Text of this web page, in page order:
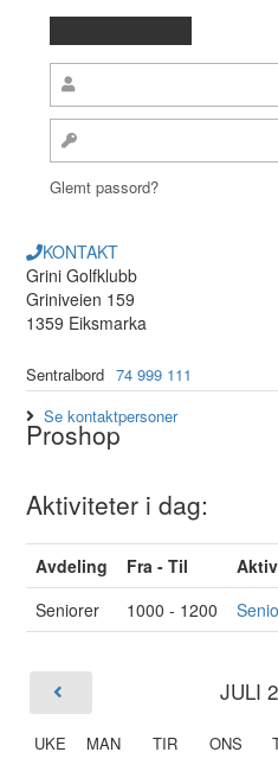
Glemt passord?
KONTAKT
Grini Golfklubb
Griniveien 159
1359 Eiksmarka
Sentralbord 74 999 111
Se kontaktpersoner
Proshop
Aktiviteter i dag:
Avdeling Fra - Til
Seniorer
1000 - 1200
JULI
UKE MAN TIR ONS